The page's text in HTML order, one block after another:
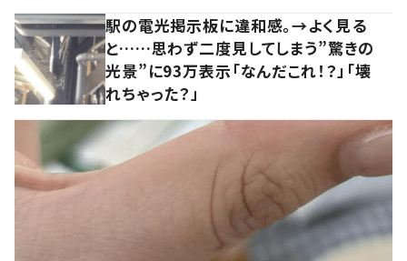
駅の電光掲示板に違和感。→よく見る
と……思わず二度見してしまう”驚きの
光景”に93万表示「なんだこれ！？」「壊
れちゃった？」